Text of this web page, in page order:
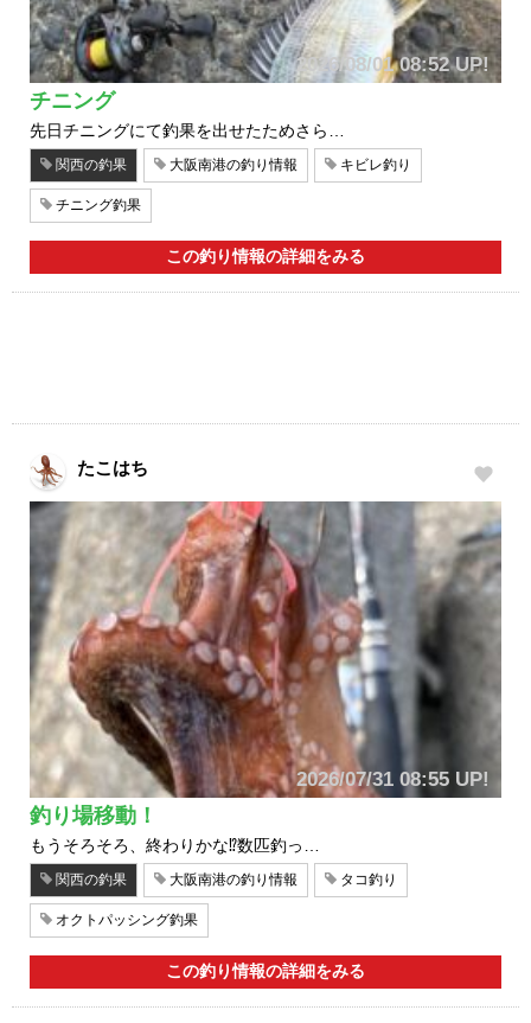
2026/08/01 08:52 UP!
チニング
先日チニングにて釣果を出せたためさら…
関西の釣果 大阪南港の釣り情報 キビレ釣り
チニング釣果
この釣り情報の詳細をみる
たこはち
2026/07/31 08:55 UP!
釣り場移動！
もうそろそろ、終わりかな⁉️数匹釣っ…
関西の釣果 大阪南港の釣り情報 タコ釣り
オクトパッシング釣果
この釣り情報の詳細をみる